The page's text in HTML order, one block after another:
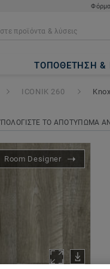
ΤΟΠΟΘΕΤΗΣΗ &
Oak
ICONIK 260
ΤΟ ΑΠΟΤΥΠΩΜΑ
Room Designer